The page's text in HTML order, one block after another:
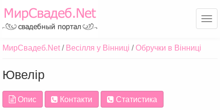
МирСвадеб.Net Весілля у Вінниці Обручки в Вінниці
Ювелір
Опис Контакти Статистика